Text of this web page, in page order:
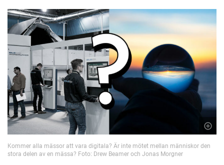
Kommer alla mässor att vara digitala? Är inte mötet mellan människor den
stora delen av en mässa? Foto: Drew Beamer och Jonas Morgner